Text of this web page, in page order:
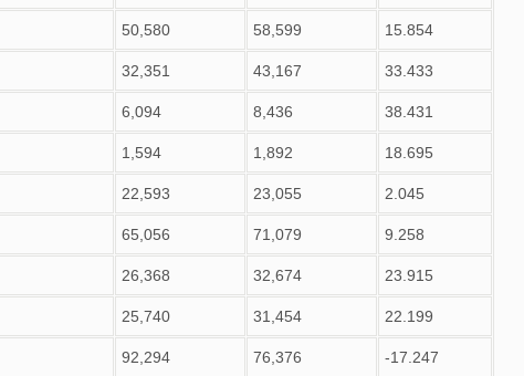
50,580 58,599 15.854
32,351 43,167 33.433
6,094 8,436 38.431
1,594 1,892 18.695
22,593 23,055 2.045
65,056 71,079 9.258
26,368 32,674 23.915
25,740 31,454 22.199
92,294 76,376 -17.247